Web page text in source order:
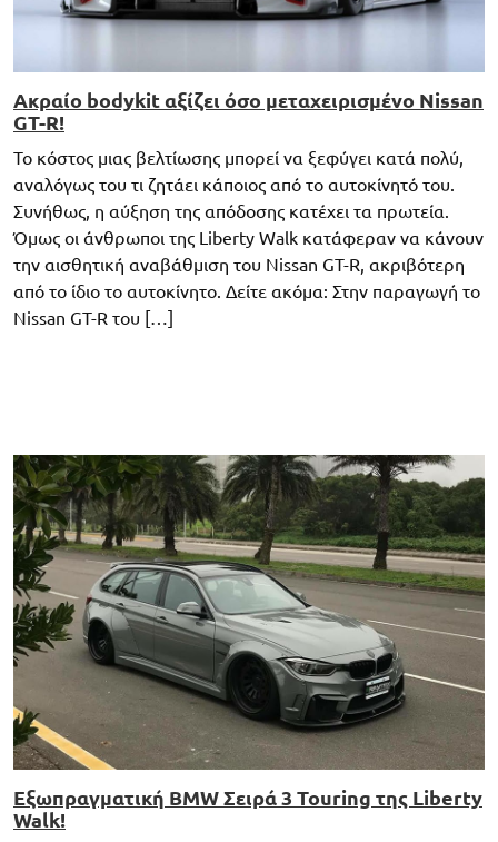
Ακραίο bodykit αξίζει όσο μεταχειρισμένο Nissan
GT-R!
Το κόστος μιας βελτίωσης μπορεί να ξεφύγει κατά πολύ,
αναλόγως του τι ζητάει κάποιος από το αυτοκίνητό του.
Συνήθως, η αύξηση της απόδοσης κατέχει τα πρωτεία.
Όμως οι άνθρωποι της Liberty Walk κατάφεραν να κάνουν
την αισθητική αναβάθμιση του Nissan GT-R, ακριβότερη
από το ίδιο το αυτοκίνητο. Δείτε ακόμα: Στην παραγωγή το
Nissan GT-R του […]
Εξωπραγματική BMW Σειρά 3 Touring της Liberty
Walk!